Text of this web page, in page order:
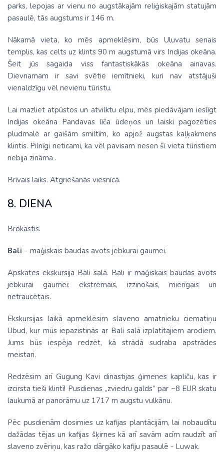
parks, lepojas ar vienu no augstākajām reliģiskajām statujām
pasaulē, tās augstums ir 146 m.
Nākamā vieta, ko mēs apmeklēsim, būs Uluvatu senais
templis, kas celts uz klints 90 m augstumā virs Indijas okeāna.
Šeit jūs sagaida viss fantastiskākās okeāna ainavas.
Dievnamam ir savi svētie iemītnieki, kuri nav atstājuši
vienaldzīgu vēl nevienu tūristu.
Lai mazliet atpūstos un atvilktu elpu, mēs piedāvājam ieslīgt
Indijas okeāna Pandavas līča ūdeņos un laiski pagozēties
pludmalē ar gaišām smiltīm, ko apjož augstas kaļķakmens
klintis. Pilnīgi neticami, ka vēl pavisam nesen šī vieta tūristiem
nebija zināma .
Brīvais laiks. Atgriešanās viesnīcā.
8. DIENA
Brokastis.
Bali – maģiskais baudas avots jebkurai gaumei.
Apskates ekskursija Bali salā. Bali ir maģiskais baudas avots
jebkurai gaumei: ekstrēmais, izzinošais, mierīgais un
netraucētais.
Ekskursijas laikā apmeklēsim slaveno amatnieku ciematiņu
Ubud, kur mūs iepazistinās ar Bali salā izplatītajiem arodiem.
Jums būs iespēja redzēt, kā strādā sudraba apstrādes
meistari.
Redzēsim arī Gugung Kavi dinastijas ģimenes kapliču, kas ir
izcirsta tieši klintī! Pusdienas „zviedru galds” par ~8 EUR skatu
laukumā ar panorāmu uz 1717 m augstu vulkānu.
Pēc pusdienām dosimies uz kafijas plantācijām, lai nobaudītu
dažādas tējas un kafijas šķirnes kā arī savām acīm raudzīt arī
slaveno zvēriņu, kas ražo dārgāko kafiju pasaulē - Luwak.